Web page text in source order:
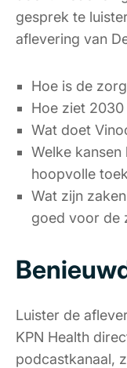
gesprek te
aflevering van
Hoe is de
Hoe ziet
Wat doet
Welke
hoopvolle
Wat zijn
goed voor de
Luister de
KPN Health
podcastkanaal,